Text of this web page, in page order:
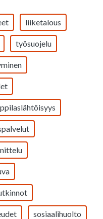
liiketalous
työsuojelu
sosiaalihuolto